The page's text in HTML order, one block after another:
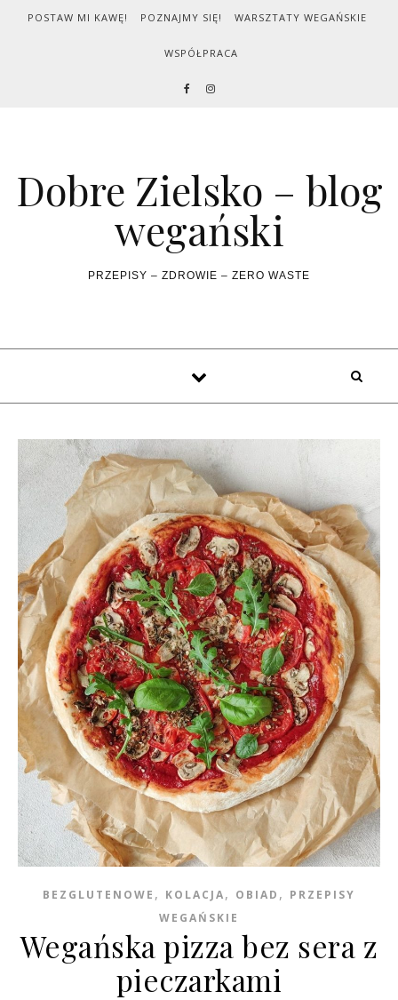
Skip to content
POSTAW MI KAWĘ! POZNAJMY SIĘ! WARSZTATY WEGAŃSKIE
WSPÓŁPRACA
Dobre Zielsko – blog
wegański
PRZEPISY – ZDROWIE – ZERO WASTE
BEZGLUTENOWE , KOLACJA, OBIAD , PRZEPISY
WEGAŃSKIE
Wegańska pizza bez sera z
pieczarkami